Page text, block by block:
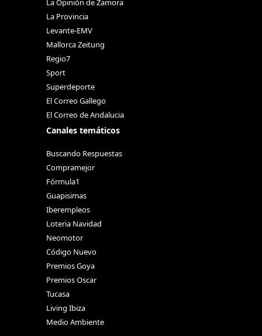
La Opinión de Zamora
La Provincia
Levante-EMV
Mallorca Zeitung
Regio7
Sport
Superdeporte
El Correo Gallego
El Correo de Andalucia
Canales temáticos
Buscando Respuestas
Compramejor
Fórmula1
Guapisimas
Iberempleos
Loteria Navidad
Neomotor
Código Nuevo
Premios Goya
Premios Oscar
Tucasa
Living Ibiza
Medio Ambiente